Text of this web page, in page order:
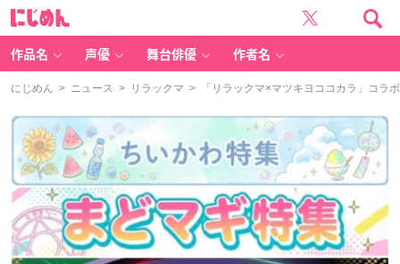
作品名 声優 舞台俳優 作者名
にじめん > ニュース > リラックマ > 「リラックマ×マツキヨココカラ」コラ